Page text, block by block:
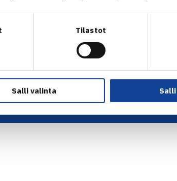
Tilastot
Salli valinta
KYSYTYT KYSYMYKSET
→
→